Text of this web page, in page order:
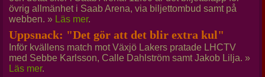
övrig allmänhet i Saab Arena, via biljettombud samt på
webben. » Läs mer.
Uppsnack: "Det gör att det blir extra kul"
Inför kvällens match mot Växjö Lakers pratade LHCTV
med Sebbe Karlsson, Calle Dahlström samt Jakob Lilja. »
Läs mer.